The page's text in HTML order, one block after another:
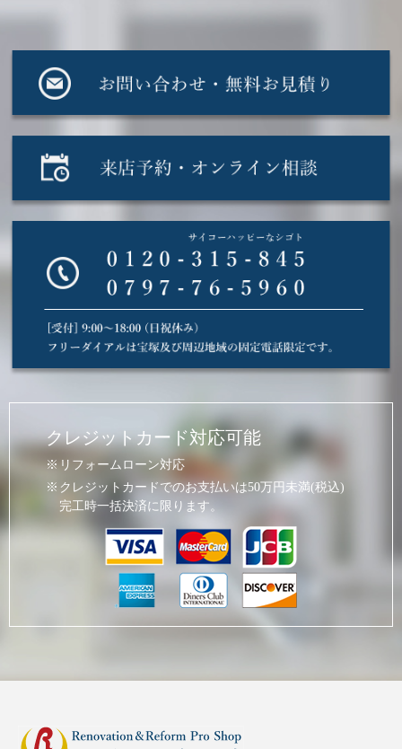
クレジットカード対応可能
リフォームローン対応
クレジットカードでのお支払いは50万円未満(税込)
完工時一括決済に限ります。